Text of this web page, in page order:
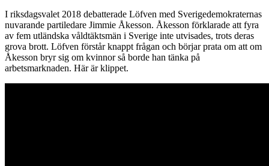
I riksdagsvalet 2018 debatterade Löfven med Sverigedemokraternas
nuvarande partiledare Jimmie Åkesson. Åkesson förklarade att fyra
av fem utländska våldtäktsmän i Sverige inte utvisades, trots deras
grova brott. Löfven förstår knappt frågan och börjar prata om att om
Åkesson bryr sig om kvinnor så borde han tänka på
arbetsmarknaden. Här är klippet.